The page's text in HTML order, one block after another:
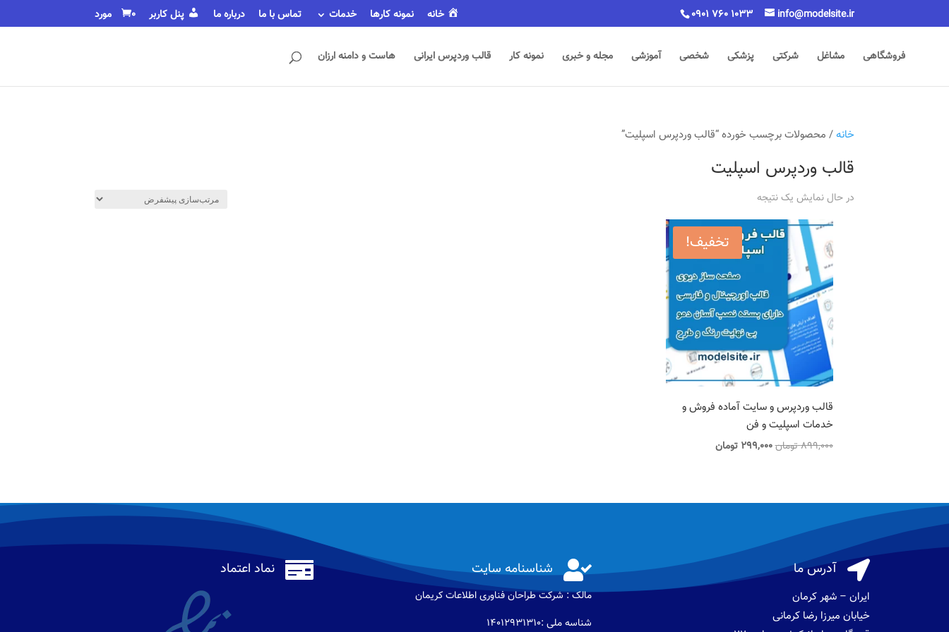
0901 760 1033 info@modelsite.ir خانه نمونه کارها خدمات تماس با ما درباره ما پنل کاربر 0 مورد
فروشگاهی مشاغل شرکتی پزشکی شخصی آموزشی مجله و خبری نمونه کار قالب وردپرس ایرانی هاست و دامنه ارزان
خانه/ محصولات برچسب خورده “قالب وردپرس اسپلیت”
قالب وردپرس اسپلیت
در حال نمایش یک نتیجه
تخفیف!
قالب وردپرس و سایت آماده فروش و
خدمات اسپلیت و فن
899,000تومانقیمت
299,000 تومانقیمت
 نماد اعتماد  شناسنامه سایت
مالک : شرکت طراحان فناوری اطلاعات كريمان
شناسه ملی :14012931310
 آدرس ما
ایران – شهر کرمان
خیابان میرزا رضا کرمانی